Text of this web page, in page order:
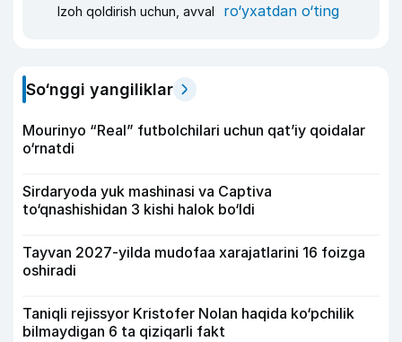
Izoh qoldirish uchun, avval ro‘yxatdan o‘ting
So‘nggi yangiliklar
Mourinyo “Real” futbolchilari uchun qat’iy qoidalar
o‘rnatdi
Sirdaryoda yuk mashinasi va Captiva
to‘qnashishidan 3 kishi halok bo‘ldi
Tayvan 2027-yilda mudofaa xarajatlarini 16 foizga
oshiradi
Taniqli rejissyor Kristofer Nolan haqida ko‘pchilik
bilmaydigan 6 ta qiziqarli fakt